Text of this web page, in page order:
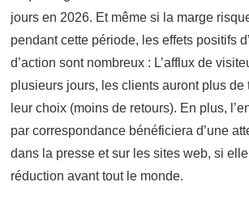
jours en 2026. Et même si la marge
pendant cette période, les effets positifs
d’action sont nombreux : L’afflux de
plusieurs jours, les clients auront plus de
leur choix (moins de retours). En plus,
par correspondance bénéficiera d’une
dans la presse et sur les sites web, si
réduction avant tout le monde.